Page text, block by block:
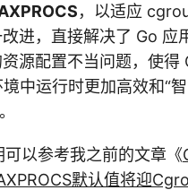
，以适应
进，直接解决了 Go 应
源配置不当问题，使得
中运行时更加高效和“
可以参考我之前的文章《
默认值将迎